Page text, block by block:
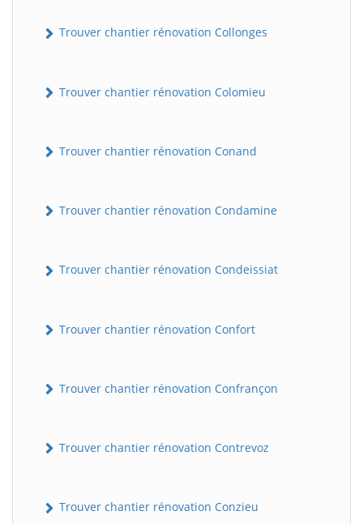
Trouver chantier rénovation Collonges
Trouver chantier rénovation Colomieu
Trouver chantier rénovation Conand
Trouver chantier rénovation Condamine
Trouver chantier rénovation Condeissiat
Trouver chantier rénovation Confort
Trouver chantier rénovation Confrançon
Trouver chantier rénovation Contrevoz
Trouver chantier rénovation Conzieu